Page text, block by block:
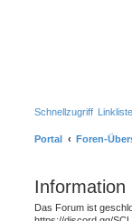
Schnellzugriff Linkliste
Portal Foren-
Information
Das Forum ist